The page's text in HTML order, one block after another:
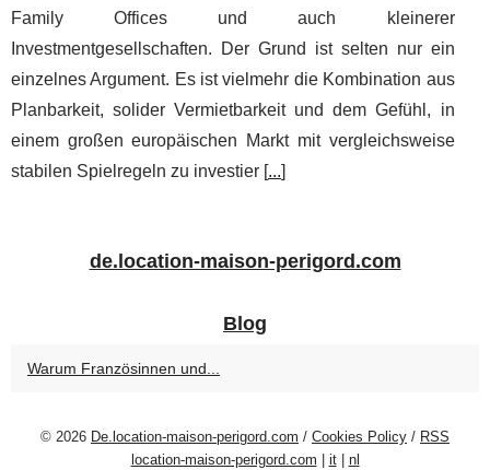
Family Offices und auch kleinerer
Investmentgesellschaften. Der Grund ist selten nur ein
einzelnes Argument. Es ist vielmehr die Kombination aus
Planbarkeit, solider Vermietbarkeit und dem Gefühl, in
einem großen europäischen Markt mit vergleichsweise
stabilen Spielregeln zu investier [...]
de.location-maison-perigord.com
Blog
Warum Französinnen und...
© 2026 De.location-maison-perigord.com / Cookies Policy / RSS
location-maison-perigord.com
it| nl